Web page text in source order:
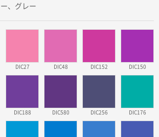
ー、グレー
DIC27 DIC48 DIC152 DIC150
DIC188 DIC580 DIC256 DIC176